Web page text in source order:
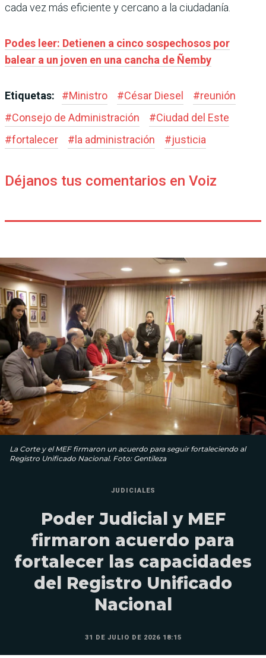
cada vez más eficiente y cercano a la ciudadanía.
Podes leer: Detienen a cinco sospechosos por
balear a un joven en una cancha de Ñemby
Etiquetas: #Ministro #César Diesel #reunión
#Consejo de Administración #Ciudad del Este
#fortalecer #la administración #justicia
Déjanos tus comentarios en Voiz
La Corte y el MEF firmaron un acuerdo para seguir fortaleciendo al
Registro Unificado Nacional. Foto: Gentileza
JUDICIALES
Poder Judicial y MEF
firmaron acuerdo para
fortalecer las capacidades
del Registro Unificado
Nacional
31 DE JULIO DE 2026 18:15